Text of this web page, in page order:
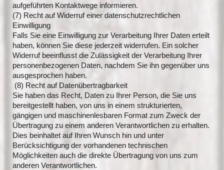
aufgeführten Kontaktwege informieren.
(7) Recht auf Widerruf einer datenschutzrechtlichen
Einwilligung
Falls Sie eine Einwilligung zur Verarbeitung Ihrer Daten erteilt
haben, können Sie diese jederzeit widerrufen. Ein solcher
Widerruf beeinflusst die Zulässigkeit der Verarbeitung Ihrer
personenbezogenen Daten, nachdem Sie ihn gegenüber uns
ausgesprochen haben.
(8) Recht auf Datenübertragbarkeit
Sie haben das Recht, Daten zu Ihrer Person, die Sie uns
bereitgestellt haben, von uns in einem strukturierten,
gängigen und maschinenlesbaren Format zum Zweck der
Übertragung zu einem anderen Verantwortlichen zu erhalten.
Dies beinhaltet auf Ihren Wunsch hin und unter
Berücksichtigung der vorhandenen technischen
Möglichkeiten auch die direkte Übertragung von uns zum
anderen Verantwortlichen.